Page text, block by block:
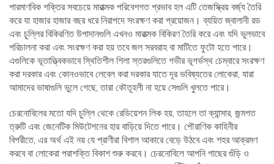
পারমাণবিক শক্তির সবচেয়ে মারাত্মক পরিবেশগত প্রভাব হল এটি তেজস্ক্রিয় বর্জ্য তৈরি
করে যা হাজার হাজার বছর ধরে নিরাপদে সংরক্ষণ করা প্রয়োজন। ব্যয়িত জ্বালানী রড
এবং চুল্লির বিকিরণিত উপাদানগুলি এখনও মারাত্মক বিকিরণ তৈরি করে এবং যদি ভুলভাবে
পরিচালনা করা এবং সংরক্ষণ করা হয় তবে জল সরবরাহ বা মাটিতে ফুটো হতে পারে।
এগুলিকে ভূতাত্ত্বিকভাবে স্থিতিশীল শিলা স্তরগুলিতে গভীর ভূগর্ভস্থ চেম্বারে সংরক্ষণ
করা দরকার এবং কোনওভাবে লেবেল করা দরকার যাতে দূর ভবিষ্যতের লোকেরা, যারা
আমাদের ভাষাগুলি ভুলে গেছে, তারা কৌতূহলী না হয়ে সেগুলি খুলতে পারে।
চেরনোবিলের মতো যদি চুল্লি থেকে রেডিয়েশন লিক হয়, তাহলে তা ক্যান্সার, জন্মগত
ত্রুটি এবং জেনেটিক মিউটেশনের হার বাড়িয়ে দিতে পারে। পৌরাণিক কাহিনীর
বিপরীতে, এর অর্থ এই নয় যে প্রাণীরা বিশাল আকারে বেড়ে উঠবে এবং শহর আক্রমণ
করবে বা লোকেরা পরাশক্তি বিকাশ শুরু করবে। চেরনোবিলে আপনি গাছের গুঁড়ি ও